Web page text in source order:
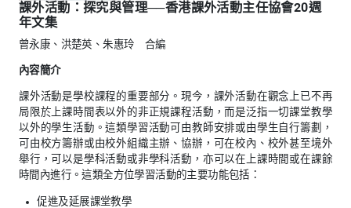
課外活動：探究與管理──香港課外活動主任協會20週
年文集
曾永康、洪楚英、朱惠玲 合編
內容簡介
課外活動是學校課程的重要部分。現今，課外活動在觀念上已不再
局限於上課時間表以外的非正規課程活動，而是泛指一切課堂教學
以外的學生活動。這類學習活動可由教師安排或由學生自行籌劃，
可由校方籌辦或由校外組織主辦、協辦，可在校內、校外甚至境外
舉行，可以是學科活動或非學科活動，亦可以在上課時間或在課餘
時間內進行。這類全方位學習活動的主要功能包括：
促進及延展課堂教學